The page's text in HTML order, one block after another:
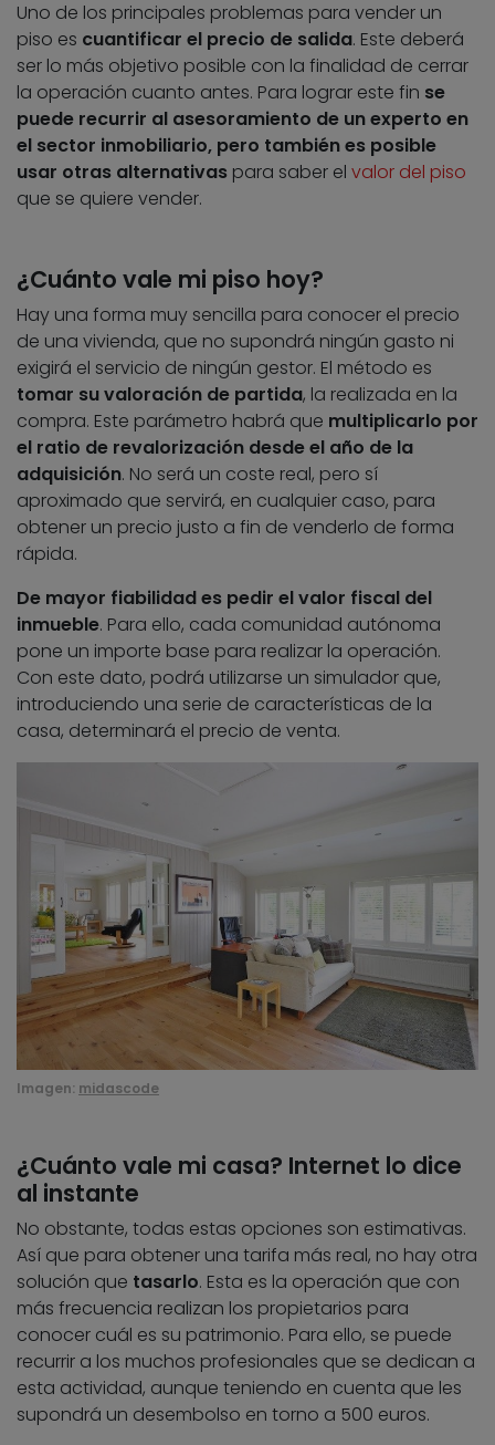
Uno de los principales problemas para vender un
piso es cuantificar el precio de salida. Este deberá
ser lo más objetivo posible con la finalidad de cerrar
la operación cuanto antes. Para lograr este fin se
puede recurrir al asesoramiento de un experto en
el sector inmobiliario, pero también es posible
usar otras alternativas para saber el valor del piso
que se quiere vender.
¿Cuánto vale mi piso hoy?
Hay una forma muy sencilla para conocer el precio
de una vivienda, que no supondrá ningún gasto ni
exigirá el servicio de ningún gestor. El método es
tomar su valoración de partida, la realizada en la
compra. Este parámetro habrá que multiplicarlo por
el ratio de revalorización desde el año de la
adquisición. No será un coste real, pero sí
aproximado que servirá, en cualquier caso, para
obtener un precio justo a fin de venderlo de forma
rápida.
De mayor fiabilidad es pedir el valor fiscal del
inmueble. Para ello, cada comunidad autónoma
pone un importe base para realizar la operación.
Con este dato, podrá utilizarse un simulador que,
introduciendo una serie de características de la
casa, determinará el precio de venta.
Imagen: midascode
¿Cuánto vale mi casa? Internet lo dice
al instante
No obstante, todas estas opciones son estimativas.
Así que para obtener una tarifa más real, no hay otra
solución que tasarlo. Esta es la operación que con
más frecuencia realizan los propietarios para
conocer cuál es su patrimonio. Para ello, se puede
recurrir a los muchos profesionales que se dedican a
esta actividad, aunque teniendo en cuenta que les
supondrá un desembolso en torno a 500 euros.